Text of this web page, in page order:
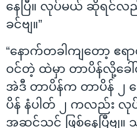
နေပြီ။ လုပ်မယ် ဆိုရင်လ
ခင်ဗျ။”
“နောက်တခါကျတော့ ဧ
ဝင်တဲ့ ထဲမှာ တာပိန်လို့ခေါ်
အဲဒီ တာပိန်က တာပိန် ၂ ပေ
ပိန် နံပါတ် ၂ ကလည်း
အဆင်သင့် ဖြစ်နေပြီဗျ